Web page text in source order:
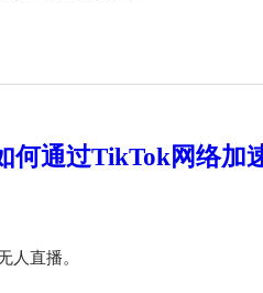
何通过TikTok网络加
人直播。